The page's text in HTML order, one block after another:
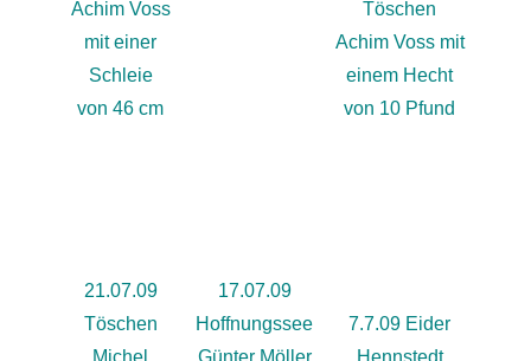
Achim Voss
mit einer
Schleie
von 46 cm
Töschen
Achim Voss mit
einem Hecht
von 10 Pfund
21.07.09
Töschen
Michel
17.07.09
Hoffnungssee
Günter Möller
7.7.09 Eider
Hennstedt